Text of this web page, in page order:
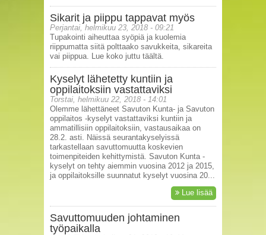
Sikarit ja piippu tappavat myös
Perjantai, helmikuu 23, 2018 - 09:21
Tupakointi aiheuttaa syöpiä ja kuolemia
riippumatta siitä polttaako savukkeita, sikareita
vai piippua. Lue koko juttu täältä.
Kyselyt lähetetty kuntiin ja
oppilaitoksiin vastattaviksi
Torstai, helmikuu 22, 2018 - 14:01
Olemme lähettäneet Savuton Kunta- ja Savuton
oppilaitos -kyselyt vastattaviksi kuntiin ja
ammatillisiin oppilaitoksiin, vastausaikaa on
28.2. asti. Näissä seurantakyselyissä
tarkastellaan savuttomuutta koskevien
toimenpiteiden kehittymistä. Savuton Kunta -
kyselyt on tehty aiemmin vuosina 2012 ja 2015,
ja oppilaitoksille suunnatut kyselyt vuosina 20...
Lue lisää
Savuttomuuden johtaminen
työpaikalla